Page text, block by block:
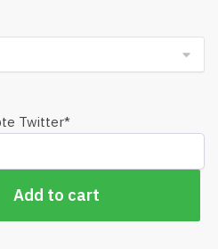
Twitter*
Add to cart